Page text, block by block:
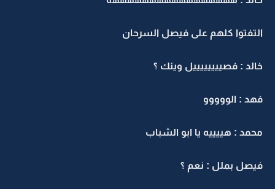
التفتوا كلهم على فيصل السرحان
خالد : فصييييييييل وينك ؟
فهد : الووووو
محمد : هييييه يا ابو الشباب
فيصل بملل : نعم ؟